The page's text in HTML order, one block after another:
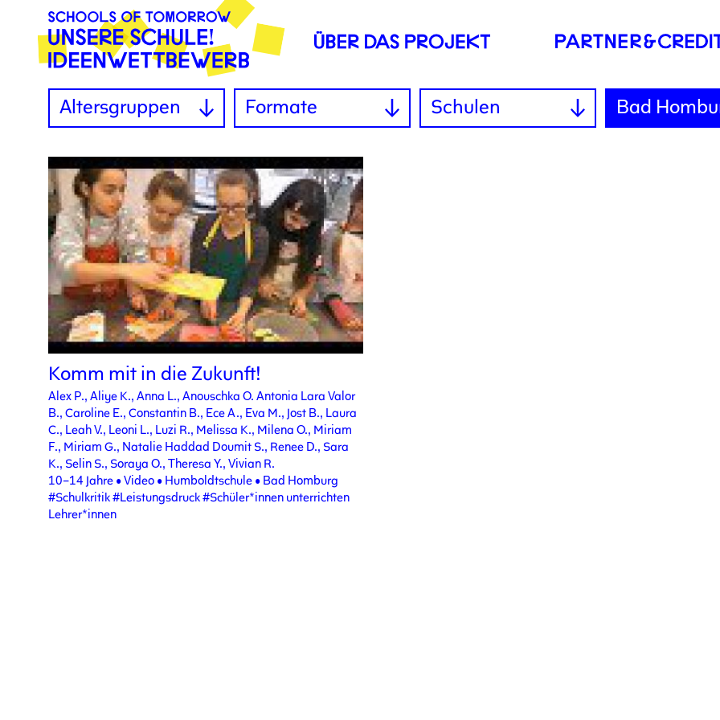
Altersgruppen Formate Schulen Bad
Komm mit in die Zukunft!
Alex P., Aliye K., Anna L., Anouschka O. Antonia Lara Valor
B., Caroline E., Constantin B., Ece A., Eva M., Jost B., Laura
C., Leah V., Leoni L., Luzi R., Melissa K., Milena O., Miriam
F., Miriam G., Natalie Haddad Doumit S., Renee D., Sara
K., Selin S., Soraya O., Theresa Y., Vivian R.
10–14 Jahre • Video • Humboldtschule • Bad Homburg
#Schulkritik #Leistungsdruck #Schüler*innen unterrichten
Lehrer*innen